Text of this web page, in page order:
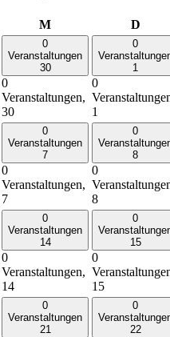
MMittwoch D
0
Veranstaltungen
30
0
Veranstaltungen,
30
0
1
0
1
0
Veranstaltungen
7
0
Veranstaltungen,
7
0
8
0
8
0
Veranstaltungen
14
0
Veranstaltungen,
14
0
15
0
15
0
Veranstaltungen
21
0
22